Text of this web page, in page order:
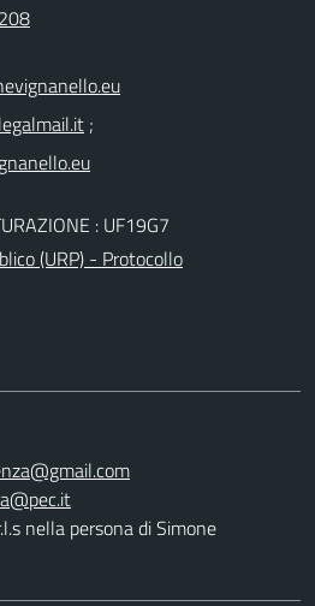
;
: UF19G7
(URP) - Protocollo
nella persona di Simone